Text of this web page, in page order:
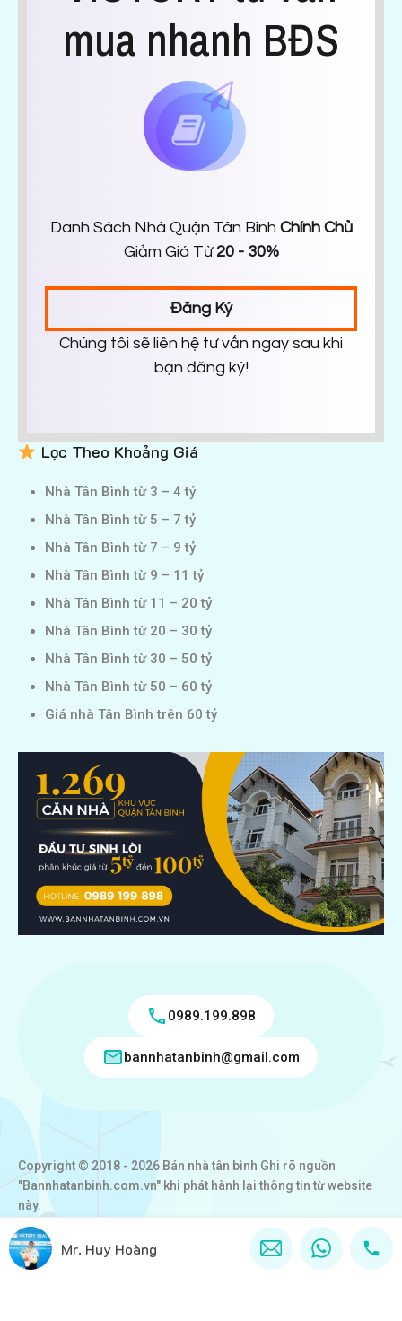
mua nhanh BĐS
Danh Sách Nhà Quận Tân Bình Chính Chủ
Giảm Giá Từ 20 - 30%
Đăng Ký
Chúng tôi sẽ liên hệ tư vấn ngay sau khi
bạn đăng ký!
Lọc Theo Khoảng Giá
Nhà Tân Bình từ 3 – 4 tỷ
Nhà Tân Bình từ 5 – 7 tỷ
Nhà Tân Bình từ 7 – 9 tỷ
Nhà Tân Bình từ 9 – 11 tỷ
Nhà Tân Bình từ 11 – 20 tỷ
Nhà Tân Bình từ 20 – 30 tỷ
Nhà Tân Bình từ 30 – 50 tỷ
Nhà Tân Bình từ 50 – 60 tỷ
Giá nhà Tân Bình trên 60 tỷ
0989.199.898
bannhatanbinh@gmail.com
Copyright © 2018 - 2026 Bán nhà tân bình Ghi rõ nguồn
"Bannhatanbinh.com.vn" khi phát hành lại thông tin từ website
này.
VICTORY REAL
Mr. Huy Hoàng